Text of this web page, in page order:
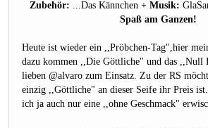
Zubehör: ...Das Kännchen + Musik:
Spaß am Ganzen!
Heute ist wieder ein ,,Pröbchen-Tag",hier
dazu kommen ,,Die Göttliche" und das ,,Null
lieben @alvaro zum Einsatz. Zu der RS
einzig ,,Göttliche" an dieser Seife ihr Preis
ich ja auch nur eine ,,ohne Geschmack"